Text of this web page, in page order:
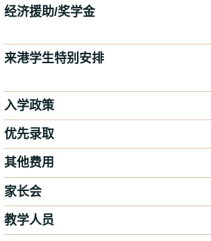
经济援助/奖学金
来港学生特别安排
入学政策
优先录取
其他费用
家长会
教学人员